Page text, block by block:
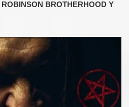
BROTHERHOOD Y